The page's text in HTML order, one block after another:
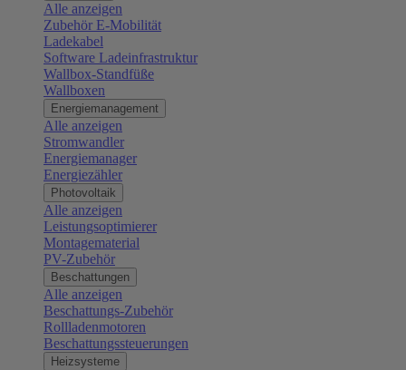
Alle anzeigen
Zubehör E-Mobilität
Ladekabel
Software Ladeinfrastruktur
Wallbox-Standfüße
Wallboxen
Energiemanagement
Alle anzeigen
Stromwandler
Energiemanager
Energiezähler
Photovoltaik
Alle anzeigen
Leistungsoptimierer
Montagematerial
PV-Zubehör
Beschattungen
Alle anzeigen
Beschattungs-Zubehör
Rollladenmotoren
Beschattungssteuerungen
Heizsysteme